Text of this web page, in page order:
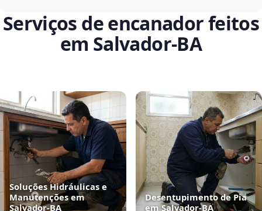
Serviços de encanador feitos
em Salvador‑BA
Soluções Hidráulicas e
Manutenções em
Salvador‑BA
Desentupimento de Pia
em Salvador‑BA